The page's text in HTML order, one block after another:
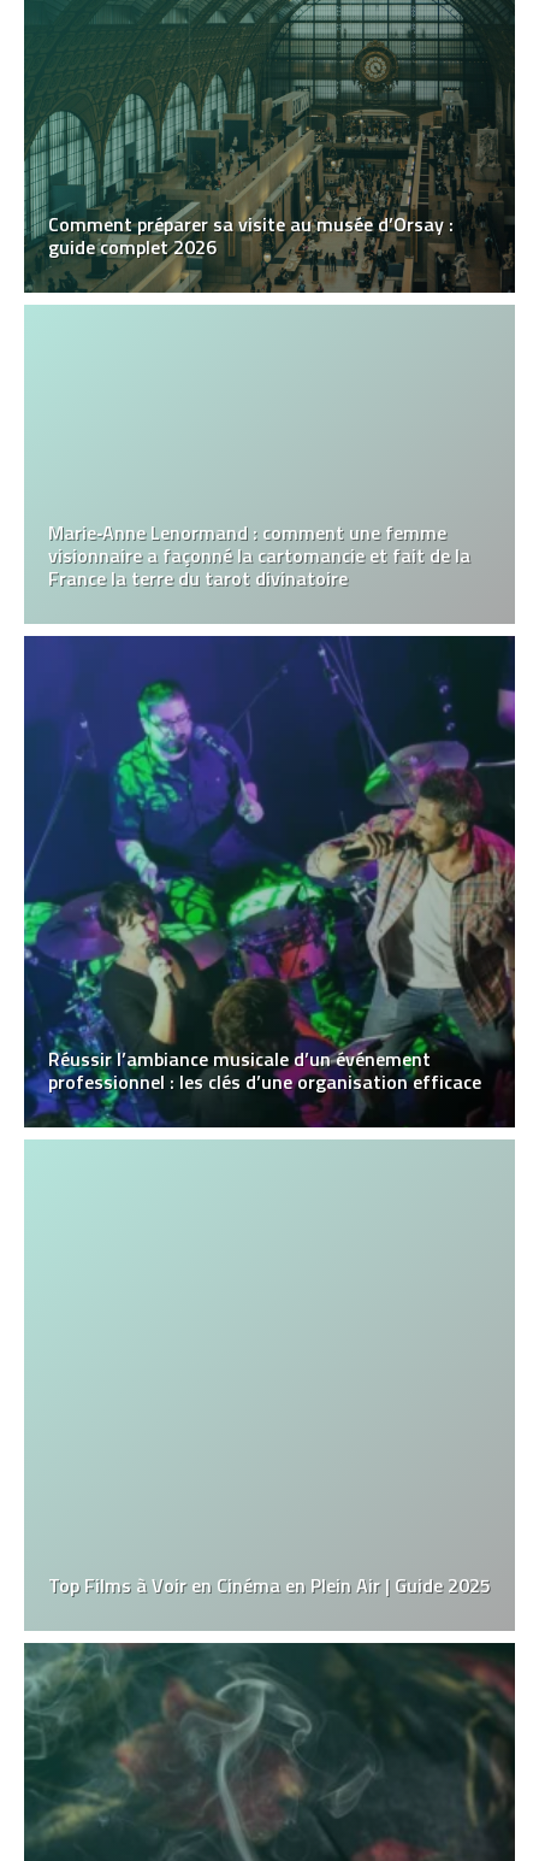
Comment préparer sa visite au musée d’Orsay :
guide complet 2026
Marie‑Anne Lenormand : comment une femme
visionnaire a façonné la cartomancie et fait de la
France la terre du tarot divinatoire
Réussir l’ambiance musicale d’un événement
professionnel : les clés d’une organisation efficace
Top Films à Voir en Cinéma en Plein Air | Guide 2025